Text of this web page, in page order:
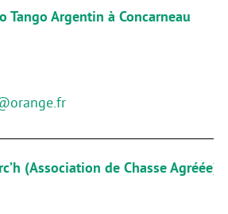
Tango Argentin à Concarneau
(Association de Chasse Agréée)